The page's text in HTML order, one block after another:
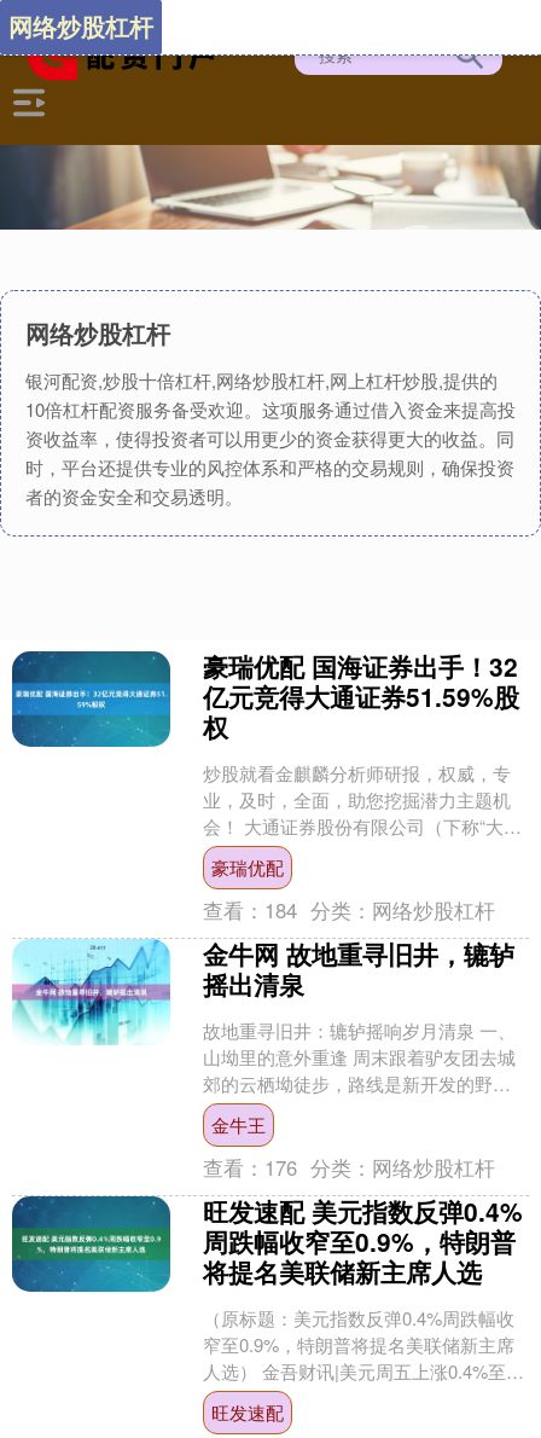
网络炒股杠杆
银河配资,炒股十倍杠杆,网络炒股杠杆,网上杠杆炒股,提供的
10倍杠杆配资服务备受欢迎。这项服务通过借入资金来提高投
资收益率，使得投资者可以用更少的资金获得更大的收益。同
时，平台还提供专业的风控体系和严格的交易规则，确保投资
者的资金安全和交易透明。
网络炒股杠杆
豪瑞优配 国海证券出手！32
亿元竞得大通证券51.59%股
权
炒股就看金麒麟分析师研报，权威，专
业，及时，全面，助您挖掘潜力主题机
会！ 大通证券股份有限公司（下称“大通
证券”）51.59%股权花落国海证券股份有
限公司（国海....
豪瑞优配
查看： 184 分类： 网络炒股杠杆
金牛网 故地重寻旧井，辘轳
摇出清泉
故地重寻旧井：辘轳摇响岁月清泉 一、
山坳里的意外重逢 周末跟着驴友团去城
郊的云栖坳徒步，路线是新开发的野
径，没走多远领队就说要绕路避过一片
滑坡。我落在队伍最后系....
金牛王
查看： 176 分类： 网络炒股杠杆
旺发速配 美元指数反弹0.4%
周跌幅收窄至0.9%，特朗普
将提名美联储新主席人选
（原标题：美元指数反弹0.4%周跌幅收
窄至0.9%，特朗普将提名美联储新主席
人选） 金吾财讯|美元周五上涨0.4%至
96.55，使本周跌幅收窄至0.9%，主要
受....
旺发速配